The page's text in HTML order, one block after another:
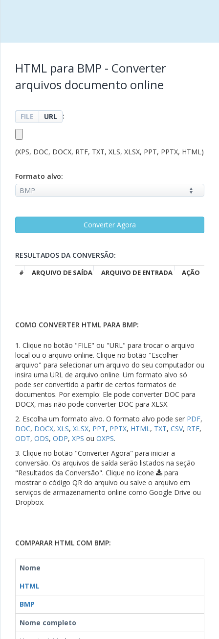
HTML para BMP - Converter
arquivos documento online
FILE URL :
(XPS, DOC, DOCX, RTF, TXT, XLS, XLSX, PPT, PPTX, HTML)
Formato alvo:
RESULTADOS DA CONVERSÃO:
# ARQUIVO DE SAÍDA ARQUIVO DE ENTRADA AÇÃO
COMO CONVERTER HTML PARA BMP:
1. Clique no botão "FILE" ou "URL" para trocar o arquivo
local ou o arquivo online. Clique no botão "Escolher
arquivo" para selecionar um arquivo do seu computador ou
insira uma URL de arquivo online. Um formato alvo só
pode ser convertido a partir de certos formatos de
documentos. Por exemplo: Ele pode converter DOC para
DOCX, mas não pode converter DOC para XLSX.
2. Escolha um formato alvo. O formato alvo pode ser PDF,
DOC, DOCX, XLS, XLSX, PPT, PPTX, HTML, TXT, CSV, RTF,
ODT, ODS, ODP, XPS ou OXPS.
3. Clique no botão "Converter Agora" para iniciar a
conversão. Os arquivos de saída serão listados na seção
"Resultados da Conversão". Clique no ícone
para
mostrar o código QR do arquivo ou salve o arquivo em
serviços de armazenamento online como Google Drive ou
Dropbox.
COMPARAR HTML COM BMP:
Nome
HTML
BMP
Nome completo